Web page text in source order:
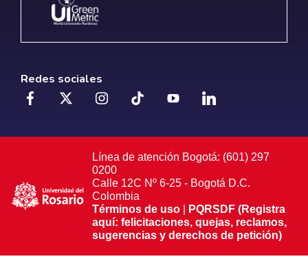
Redes sociales
Línea de atención Bogotá: (601) 297
0200
Calle 12C Nº 6-25 - Bogotá D.C.
Colombia
Términos de uso|
PQRSDF (Registra
aquí: felicitaciones, quejas, reclamos,
sugerencias y derechos de petición)